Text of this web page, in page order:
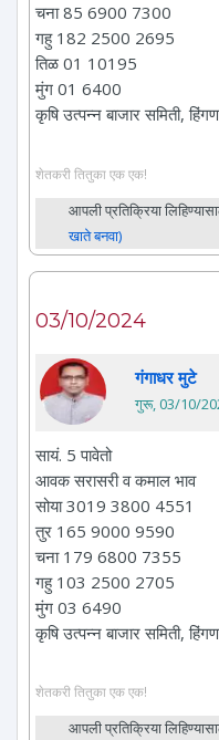
चना 85 6900 7300
गहु 182 2500 2695
तिळ 01 10195
मुंग 01 6400
कृषि उत्पन्न बाजार समिती,
शेतकरी तितुका एक एक!
आपली प्रतिक्रिया
खाते बनवा)
03/10/2024
गंगाधर मुटे
गुरू, 03/10/
सायं. 5 पावेतो
आवक सरासरी व कमाल भाव
सोया 3019 3800 4551
तुर 165 9000 9590
चना 179 6800 7355
गहु 103 2500 2705
मुंग 03 6490
कृषि उत्पन्न बाजार समिती,
शेतकरी तितुका एक एक!
आपली प्रतिक्रिया